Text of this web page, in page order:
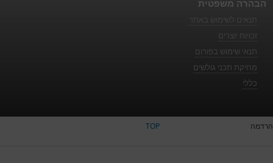
הבהרה משפטית
זכויות יוצרים
תנאי שימוש בפורום
מחיקת תכני גולשים
כללי
TOP